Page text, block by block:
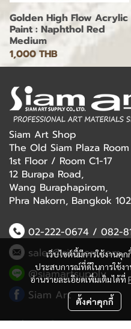
Golden High Flow Acrylic
Paint : Naphthol Red
Medium
1,000 THB
เว็บไซต์นี้มีการใช้งานคุ
ประสบการณ์ที่ดีในการใช้ง
อ่านรายละเอียดเพิ่มเติมได้ที่
ตั้งค่าคุกกี้
Siam Art Shop
The Old Siam Plaza Room
1st Floor / Room C1-17
12 Burapa Road,
Wang Buraphapirom,
Phra Nakorn, Bangkok
02-222-0674/ 082-
sales@siamart.com
@siamartsupply
Siam Art
Delivery Service